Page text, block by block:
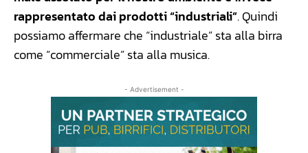
rappresentato dai prodotti “industriali”. Quindi
possiamo affermare che “industriale” sta alla birra
come “commerciale” sta alla musica.
- Advertisement -